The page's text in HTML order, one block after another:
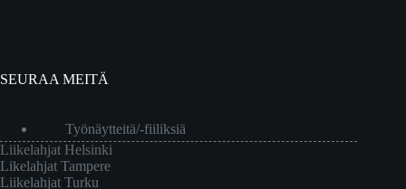
SEURAA MEITÄ
Työnäytteitä/-fiiliksiä
Liikelahjat Helsinki
Likelahjat Tampere
Liikelahjat Turku